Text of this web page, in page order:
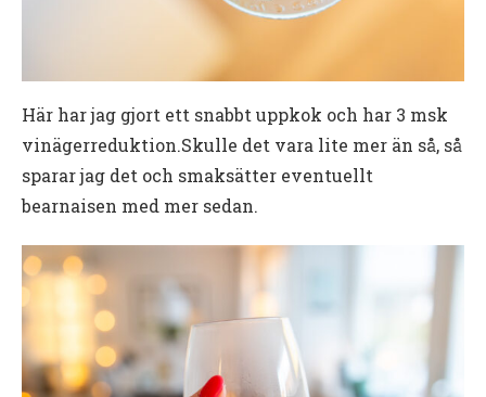
Här har jag gjort ett snabbt uppkok och har 3 msk
vinägerreduktion.Skulle det vara lite mer än så, så
sparar jag det och smaksätter eventuellt
bearnaisen med mer sedan.